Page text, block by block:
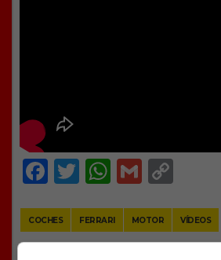
Facebook
Twitter
WhatsApp
Gmail
COCHES FERRARI MOTOR VÍDEOS